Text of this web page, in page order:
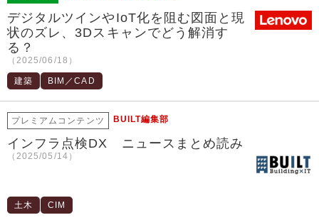
デジタルツインやIoT化を阻む図面と現
状のズレ、3Dスキャンでどう解消す
る？
（2025/06/18）
建築 BIM／CAD
プレミアムコンテンツ BUILT編集部
インフラ点検DX ニュースまとめ読み
（2025/05/14）
土木 CIM